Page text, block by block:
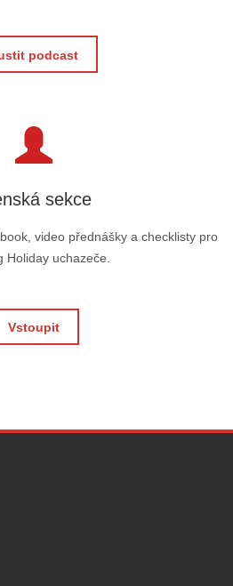
podcast
sekce
video přednášky a checklisty pro
Holiday uchazeče.
Vstoupit